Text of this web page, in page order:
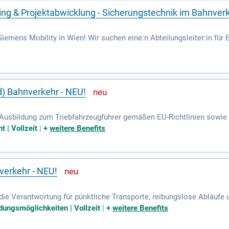
& Projektabwicklung - Sicherungstechnik im
Mobility in Wien! Wir suchen eine:n Abteilungsleiter:in für
Bahnverkehr - NEU!
zum Triebfahrzeugführer gemäßen EU-Richtlinien
dem Niveau B2 erforderlich, um im Betriebsalltag effektiv zu
familiären Teams, das deine Qualifikationen wertschätzt
| Vollzeit |+weitere Benefits
- NEU!
Verantwortung für pünktliche Transporte, reibungslose Abläufe
und gestalte unseren Erfolg aktiv mit.
| Vollzeit |+weitere Benefits